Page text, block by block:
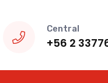
Central
+56 2